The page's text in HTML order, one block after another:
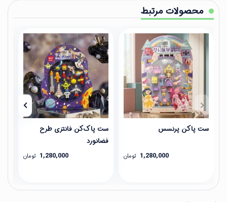
محصولات مرتبط
ست پاکن پرنسس
1,280,000 تومان
ست پاک‌کن فانتزی طرح
فضانورد
1,280,000 تومان